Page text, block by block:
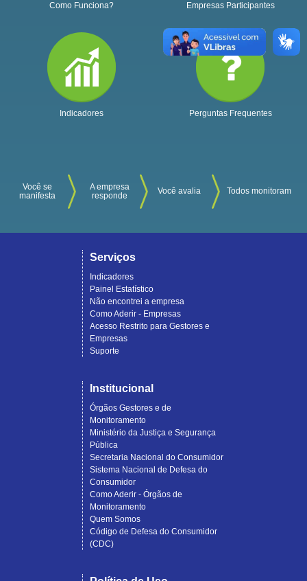
Como Funciona? Empresas Participantes
Indicadores Perguntas Frequentes
Você se
manifesta
A empresa
responde
Você avalia Todos monitoram
Serviços
Indicadores
Painel Estatístico
Não encontrei a empresa
Como Aderir - Empresas
Acesso Restrito para Gestores e
Empresas
Suporte
Institucional
Órgãos Gestores e de
Monitoramento
Ministério da Justiça e Segurança
Pública
Secretaria Nacional do Consumidor
Sistema Nacional de Defesa do
Consumidor
Como Aderir - Órgãos de
Monitoramento
Quem Somos
Código de Defesa do Consumidor
(CDC)